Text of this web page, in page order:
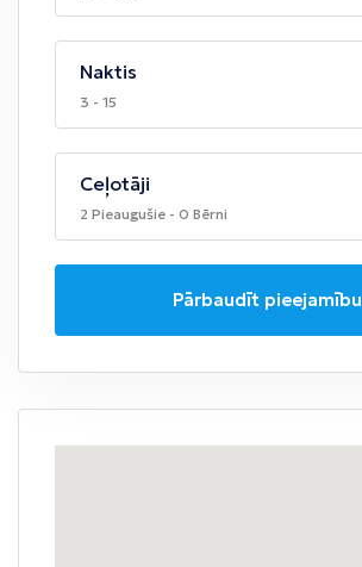
Naktis
3 - 15
Ceļotāji
2 Pieaugušie - 0 Bērni
Pārbaudīt pieejamību